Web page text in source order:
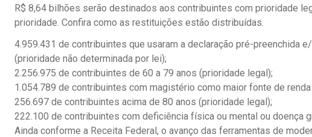
R$ 8,64 bilhões serão destinados aos contribuintes com prioridade
prioridade. Confira como as restituições estão distribuídas.
4.959.431 de contribuintes que usaram a declaração pré-preenchida
(prioridade não determinada por lei);
2.256.975 de contribuintes de 60 a 79 anos (prioridade legal);
1.054.789 de contribuintes com magistério como maior fonte de
256.697 de contribuintes acima de 80 anos (prioridade legal);
222.100 de contribuintes com deficiência física ou mental ou doença
Ainda conforme a Receita Federal, o avanço das ferramentas de